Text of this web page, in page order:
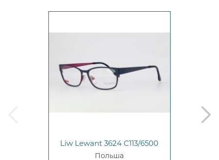
Liw Lewant 3624 C113/6500
Польша
next